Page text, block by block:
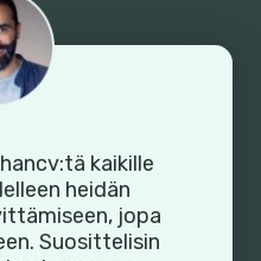
kaikille
heidän
jopa
Suosittelisin